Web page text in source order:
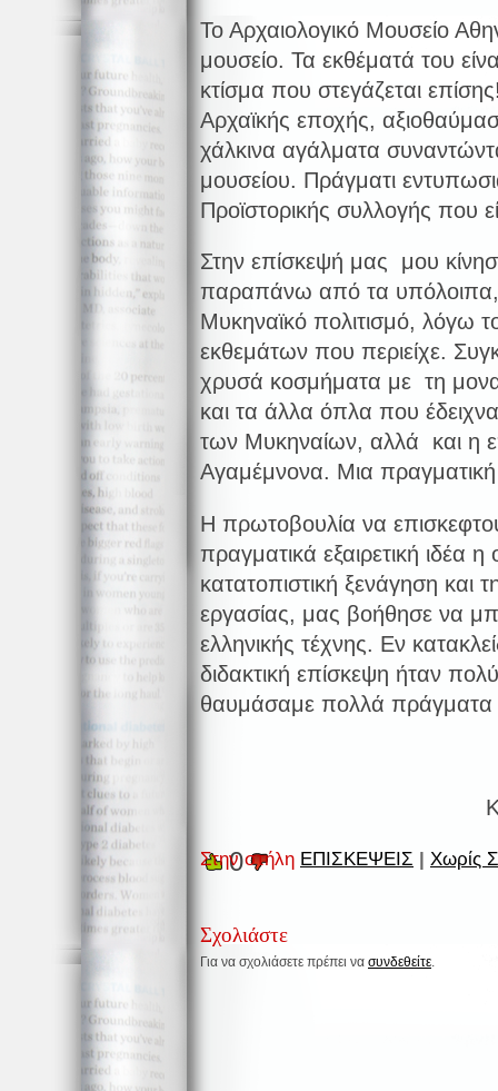
Το Αρχαιολογικό Μουσείο
μουσείο. Τα εκθέματά του
κτίσμα που στεγάζεται
Αρχαϊκής εποχής,
χάλκινα αγάλματα
μουσείου. Πράγματι
Προϊστορικής συλλογής που
Στην επίσκεψή μας μου
παραπάνω από τα
Μυκηναϊκό πολιτισμό, λόγω
εκθεμάτων που περιείχε.
χρυσά κοσμήματα με τη
και τα άλλα όπλα που
των Μυκηναίων, αλλά και η
Αγαμέμνονα. Μια
Η πρωτοβουλία να
πραγματικά εξαιρετική ιδέα
κατατοπιστική ξενάγηση
εργασίας, μας βοήθησε να
ελληνικής τέχνης. Εν
διδακτική επίσκεψη ήταν
θαυμάσαμε πολλά πράγματα
Στην στήλη ΕΠΙΣΚΕΨΕΙΣ | Χωρίς
0
Σχολιάστε
Για να σχολιάσετε πρέπει να συνδεθείτε